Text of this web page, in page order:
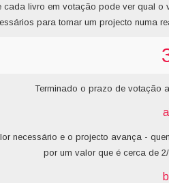
cada livro em votação pode ver qual
para tornar um projecto numa
Terminado o prazo de votação
necessário e o projecto avança -
por um valor que é cerca de